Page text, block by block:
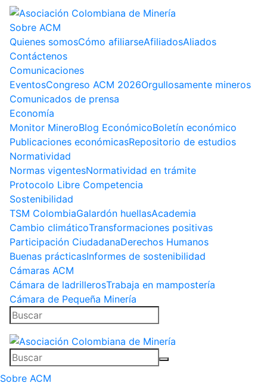
Sobre ACM
Quienes somosCómo afiliarseAfiliadosAliados
Contáctenos
Comunicaciones
EventosCongreso ACM 2026Orgullosamente mineros
Comunicados de prensa
Economía
Monitor MineroBlog EconómicoBoletín económico
Publicaciones económicasRepositorio de estudios
Normatividad
Normas vigentesNormatividad en trámite
Protocolo Libre Competencia
Sostenibilidad
TSM ColombiaGalardón huellasAcademia
Cambio climáticoTransformaciones positivas
Participación CiudadanaDerechos Humanos
Buenas prácticasInformes de sostenibilidad
Cámaras ACM
Cámara de ladrillerosTrabaja en mampostería
Cámara de Pequeña Minería
Sobre ACM